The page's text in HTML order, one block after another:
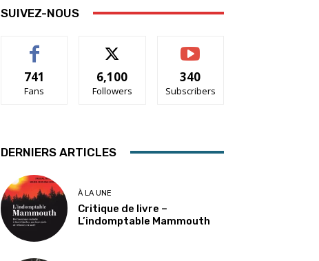
SUIVEZ-NOUS
741
Fans
6,100
Followers
340
Subscribers
DERNIERS ARTICLES
À LA UNE
Critique de livre –
L’indomptable Mammouth